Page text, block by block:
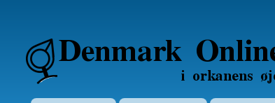
Denmarkonline.dk - blognyheder